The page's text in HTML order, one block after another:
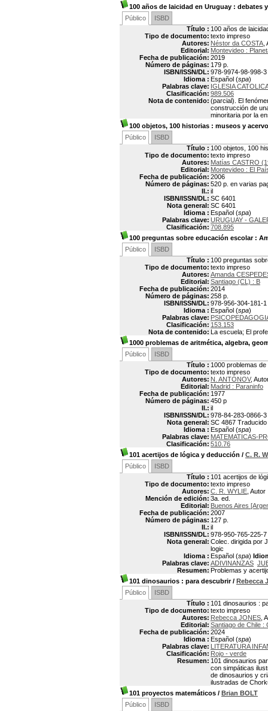
100 años de laicidad en Uruguay : debates
Público
ISBD
Título : 100 años de
Tipo de documento: texto impreso
Autores: Néstor da COSTA
Editorial: Montevideo :
Fecha de publicación: 2019
Número de páginas: 179 p.
ISBN/ISSN/DL: 978-9974-98-998-3
Idioma : Español (spa)
Palabras clave: IGLESIA
Clasificación: 989.506
Nota de contenido: (parcial). El
construcción de
minoritaria por la
100 objetos, 100 historias : museos y
Público
ISBD
Título : 100 objetos, 100
Tipo de documento: texto impreso
Autores: Matías CASTRO
Editorial: Montevideo : El
Fecha de publicación: 2006
Número de páginas: 520 p. en varias
Il.: il
ISBN/ISSN/DL: SC 6401
Nota general: SC 6401
Idioma : Español (spa)
Palabras clave: URUGUAY -
Clasificación: 708.895
100 preguntas sobre educación escolar:
Público
ISBD
Título : 100 preguntas
Tipo de documento: texto impreso
Autores: Amanda
Editorial: Santiago (CL) : B
Fecha de publicación: 2014
Número de páginas: 258 p.
ISBN/ISSN/DL: 978-956-304-181-1
Idioma : Español (spa)
Palabras clave:
Clasificación: 153.153
Nota de contenido: La escuela; El
1000 problemas de aritmética, algebra,
Público
ISBD
Título : 1000 problemas
Tipo de documento: texto impreso
Autores: N. ANTONOV,
Editorial: Madrid : Paraninfo
Fecha de publicación: 1977
Número de páginas: 450 p
Il.: il
ISBN/ISSN/DL: 978-84-283-0866-3
Nota general: SC 4867
Idioma : Español (spa)
Palabras clave: MATEMATICAS-
Clasificación: 510.76
101 acertijos de lógica y deducción / C. R.
Público
ISBD
Título : 101 acertijos de
Tipo de documento: texto impreso
Autores: C. R. WYLIE , Autor
Mención de edición: 3a. ed.
Editorial: Buenos Aires
Fecha de publicación: 2007
Número de páginas: 127 p.
Il.: il
ISBN/ISSN/DL: 978-950-765-225-7
Nota general: Colec. dirigida por
logic
Idioma : Español (spa)
Palabras clave: ADIVINANZAS
Resumen: Problemas y
101 dinosaurios : para descubrir/ Rebecca
Público
ISBD
Título : 101 dinosaurios :
Tipo de documento: texto impreso
Autores: Rebecca JONES ,
Editorial: Santiago de Chile :
Fecha de publicación: 2024
Idioma : Español (spa)
Palabras clave: LITERATURA
Clasificación: Rojo - verde
Resumen: 101 dinosaurios
con simpáticas
de dinosaurios y
ilustradas de
101 proyectos matemáticos / Brian BOLT
Público
ISBD